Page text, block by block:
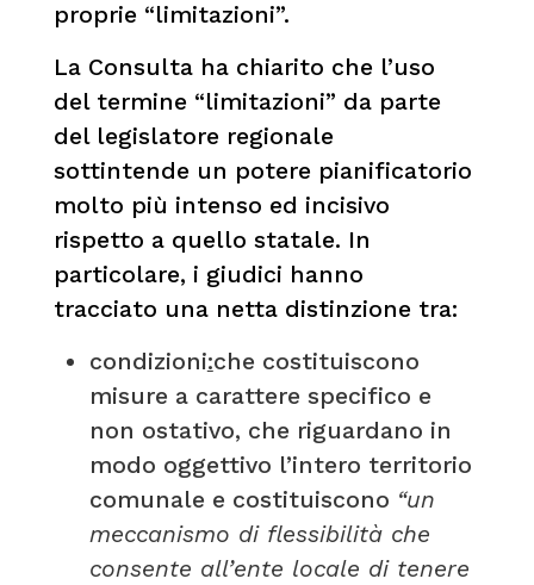
proprie “limitazioni”.
La Consulta ha chiarito che l’uso
del termine “limitazioni” da parte
del legislatore regionale
sottintende un potere pianificatorio
molto più intenso ed incisivo
rispetto a quello statale. In
particolare, i giudici hanno
tracciato una netta distinzione tra:
condizioni:che costituiscono
misure a carattere specifico e
non ostativo, che riguardano in
modo oggettivo l’intero territorio
comunale e costituiscono “un
meccanismo di flessibilità che
consente all’ente locale di tenere